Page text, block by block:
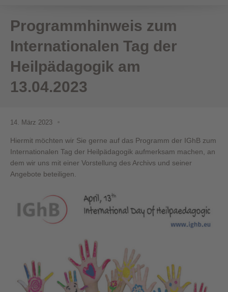
Programmhinweis zum
Internationalen Tag der
Heilpädagogik am
13.04.2023
14. März 2023
Hiermit möchten wir Sie gerne auf das Programm der IGhB zum
Internationalen Tag der Heilpädagogik aufmerksam machen, an
dem wir uns mit einer Vorstellung des Archivs und seiner
Angebote beteiligen.